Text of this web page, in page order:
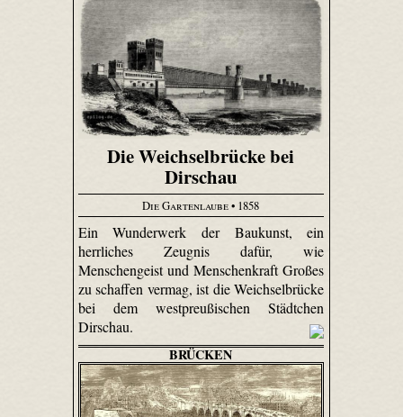
Die Weichselbrücke bei
Dirschau
Die Gartenlaube• 1858
Ein Wunderwerk der Baukunst, ein
herrliches Zeugnis dafür, wie
Menschengeist und Menschenkraft Großes
zu schaffen vermag, ist die Weichsel­brücke
bei dem westpreußischen Städtchen
Dirschau.
BRÜCKEN